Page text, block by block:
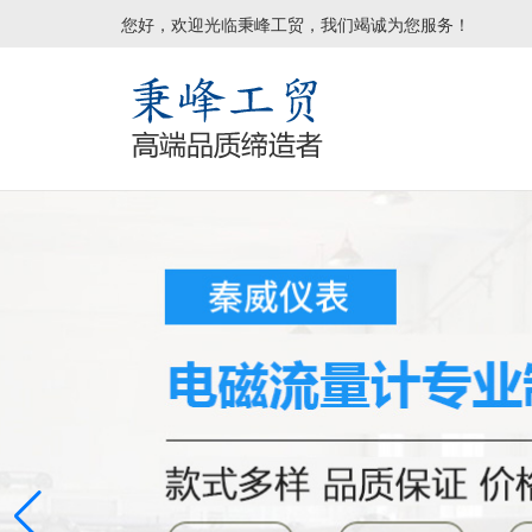
您好，欢迎光临秉峰工贸，我们竭诚为您服务！